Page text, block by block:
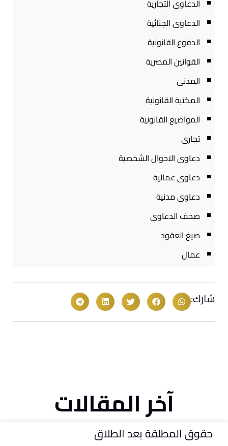
الدعاوى التجارية
الدعاوى الجنائية
الدفوع القانونية
القوانين المصرية
المدنى
المكتبة القانونية
المواضيع القانونية
تجارى
دعاوى الاحوال الشخصية
دعاوى عمالية
دعاوى مدنية
صحف الدعاوى
صيغ العقود
عمال
شارك:
آخر المقالات
حقوق المطلقة بعد الطلاق